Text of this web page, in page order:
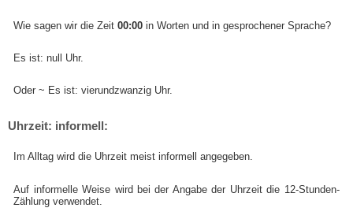
Wie sagen wir die Zeit00:00 in Worten und in gesprochener Sprache?
Es ist: null Uhr.
Oder ~ Es ist: vierundzwanzig Uhr.
Uhrzeit: informell:
Im Alltag wird die Uhrzeit meist informell angegeben.
Auf informelle Weise wird bei der Angabe der Uhrzeit die 12-Stunden-
Zählung verwendet.